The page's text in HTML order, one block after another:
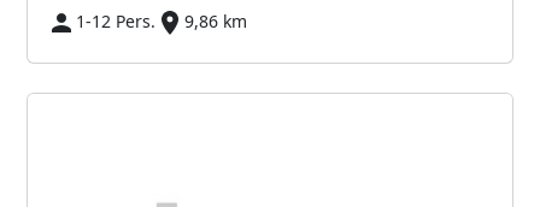
1-12 Pers.
9,86 km